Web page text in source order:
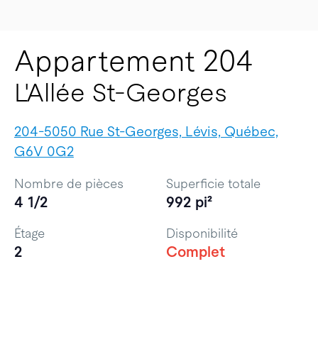
Appartement 204
L'Allée St-Georges
204-5050 Rue St-Georges, Lévis, Québec,
G6V 0G2
Nombre de pièces
4 1/2
Superficie totale
992 pi²
Étage
2
Disponibilité
Complet